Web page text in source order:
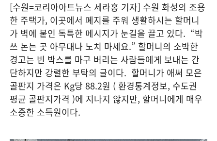
[수원=코리아아트뉴스 세라홍 기자] 수원 화성의 조용
한 주택가, 이곳에서 폐지를 주워 생활하시는 할머니
가 벽에 붙인 독특한 메시지가 눈길을 끌고 있다. “박
쓰 논는 곳 아무대나 노치 마세요.” 할머니의 소박한
경고는 빈 박스를 마구 버리는 사람들에게 보내는 간
단하지만 강렬한 부탁의 글이다. 할머니가 애써 모은
골판지 가격은 Kg당 88.2원 ( 환경통계정보, 수도권
평균 골판지가격 )에 지나지 않지만, 할머니에게 매우
소중한 소득원이다.